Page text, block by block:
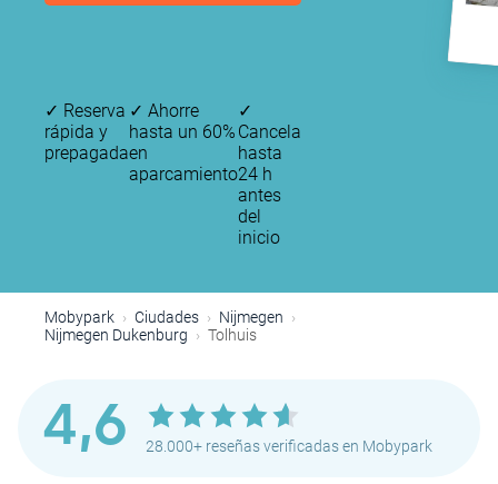
✓ Reserva
rápida y
prepagada
✓ Ahorre
hasta un 60%
en
aparcamiento
✓
Cancela
hasta
24 h
antes
del
inicio
Mobypark Ciudades
Nijmegen
Nijmegen Dukenburg
Tolhuis
4,6 28.000+ reseñas verificadas en Mobypark